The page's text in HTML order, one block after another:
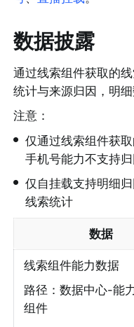
数据披露
通过线索组件获取的
统计与来源归因，明细
注意：
• 仅通过线索组件获
手机号能力不支持归
• 仅自挂载支持明细
线索统计
数据
线索组件能力数据
路径：数据中心-能
组件